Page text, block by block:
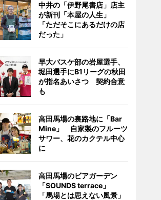
中井の「伊野尾書店」店主
が新刊「本屋の人生」
「ただそこにあるだけの店
だった」
早大バスケ部の岩屋選手、
堀田選手にB1リーグの秋田
が指名あいさつ 契約合意
も
高田馬場の裏路地に「Bar
Mine」 自家製のフルーツ
サワー、花のカクテル中心
に
高田馬場のビアガーデン
「SOUNDS terrace」
「馬場とは思えない風景」